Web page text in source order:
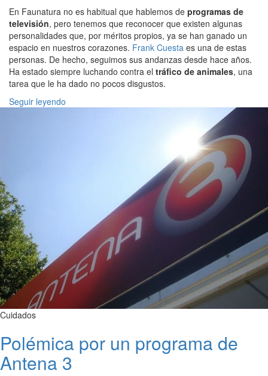
En Faunatura no es habitual que hablemos de programas de
televisión, pero tenemos que reconocer que existen algunas
personalidades que, por méritos propios, ya se han ganado un
espacio en nuestros corazones. Frank Cuesta es una de estas
personas. De hecho, seguimos sus andanzas desde hace años.
Ha estado siempre luchando contra el tráfico de animales, una
tarea que le ha dado no pocos disgustos.
Seguir leyendo
Cuidados
Polémica por un programa de
Antena 3